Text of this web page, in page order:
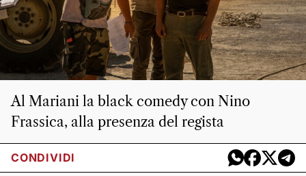
Al Mariani la black comedy con Nino
Frassica, alla presenza del regista
CONDIVIDI